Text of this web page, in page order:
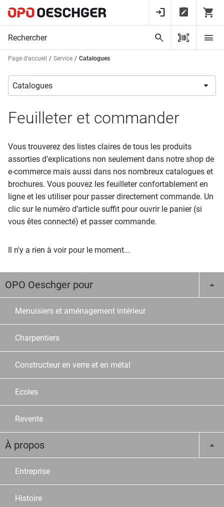
Page d’accueil Service Catalogues
Feuilleter et commander
Vous trouverez des listes claires de tous les produits
assorties d’explications non seulement dans notre shop de
e-commerce mais aussi dans nos nombreux catalogues et
brochures. Vous pouvez les feuilleter confortablement en
ligne et les utiliser pour passer directement commande. Un
clic sur le numéro d’article suffit pour ouvrir le panier (si
vous êtes connecté) et passer commande.
Il n'y a rien à voir pour le moment...
OPO Oeschger pour
Menuisiers et aménagement intérieur
Charpentiers
Constructeur en verre et en métal
Ecoles
Revente
À propos
Entreprise
Histoire